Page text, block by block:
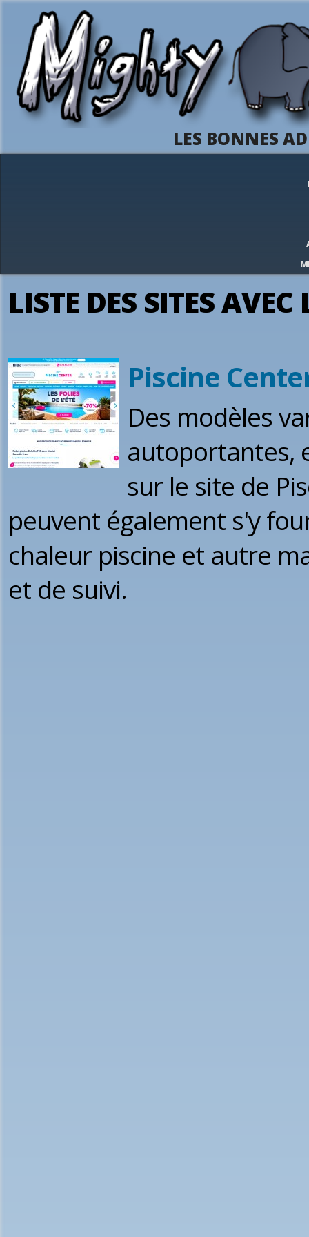
LES BONNES
LISTE DES SITES
Piscine
Des modèles
autoportantes,
sur le site de
peuvent également s'y
chaleur piscine et autre
et de suivi.